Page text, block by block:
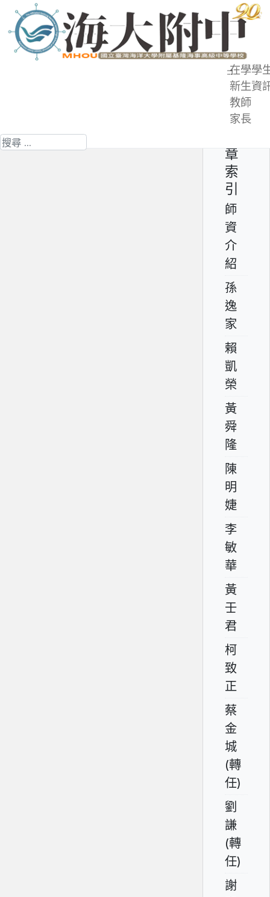
到
:::在學學
新生資
教師
家長
搜尋
章
索
引
師
資
介
紹
孫
逸
家
賴
凱
榮
黃
舜
隆
陳
明
婕
李
敏
華
黃
壬
君
柯
致
正
蔡
金
城
(轉
任)
劉
謙
(轉
任)
謝
技士 - 黃金城先生(榮退)